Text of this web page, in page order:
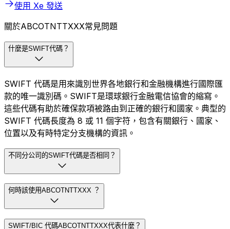
使用 Xe 發送
關於ABCOTNTTXXX常見問題
什麼是SWIFT代碼？
SWIFT 代碼是用來識別世界各地銀行和金融機構進行國際匯
款的唯一識別碼。SWIFT是環球銀行金融電信協會的縮寫。
這些代碼有助於確保款項被路由到正確的銀行和國家。典型的
SWIFT 代碼長度為 8 或 11 個字符，包含有關銀行、國家、
位置以及有時特定分支機構的資訊。
不同分公司的SWIFT代碼是否相同？
何時該使用ABCOTNTTXXX ？
SWIFT/BIC 代碼ABCOTNTTXXX代表什麼？